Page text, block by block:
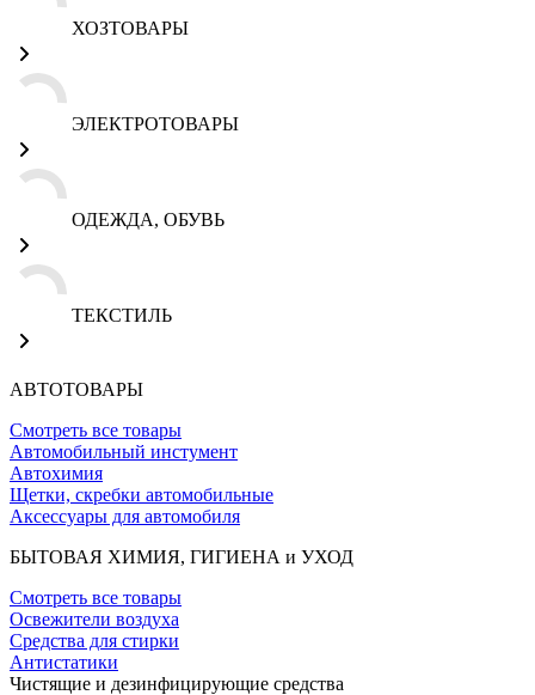
ХОЗТОВАРЫ
ЭЛЕКТРОТОВАРЫ
ОДЕЖДА, ОБУВЬ
ТЕКСТИЛЬ
АВТОТОВАРЫ
Смотреть все товары
Автомобильный инстумент
Автохимия
Щетки, скребки автомобильные
Аксессуары для автомобиля
БЫТОВАЯ ХИМИЯ, ГИГИЕНА и УХОД
Смотреть все товары
Освежители воздуха
Средства для стирки
Антистатики
Чистящие и дезинфицирующие средства